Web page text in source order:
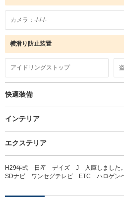
カメラ：-/-/-/-
横滑り防止装置
アイドリングストップ
快適装備
インテリア
エクステリア
H29年式 日産 デイズ J 入庫しました
SDナビ ワンセグテレビ ETC ハロゲン